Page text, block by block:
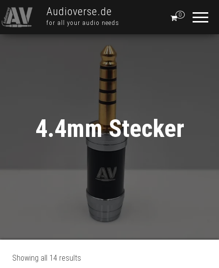
Audioverse.de
for all your audio needs
0
4.4mm Stecker
Showing all 14 results